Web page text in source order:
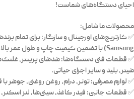
احیای دستگاه‌های شماست!
محصولات ما شامل:
Samsung) با تضمین کیفیت چاپ و طول عمر بالا.
✅ قطعات فنی دستگاه‌ها: هدهای پرینتر،
هیتر، بلید و سایر اجزای حیاتی.
✅ لوازم مصرفی: تونر، درام، روغن روغنی، جوهر با
✅ قطعات جانبی: فیدر کاغذ، سینی‌ها، لنز